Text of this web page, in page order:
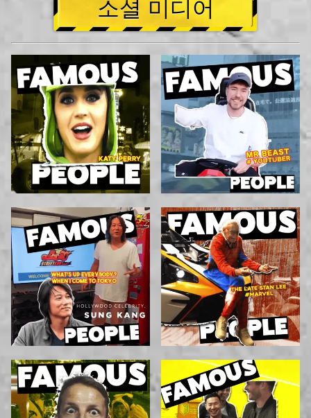
소셜 미디어